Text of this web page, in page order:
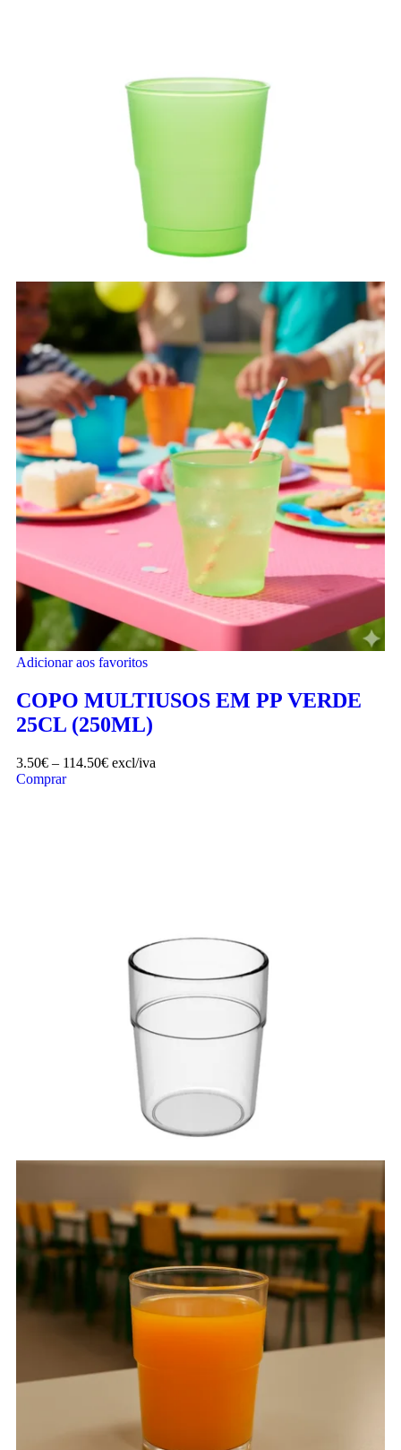
Adicionar aos favoritos
COPO MULTIUSOS EM PP VERDE
25CL (250ML)
3.50€ – 114.50€ excl/iva
Comprar